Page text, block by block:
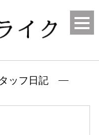
ッフ日記